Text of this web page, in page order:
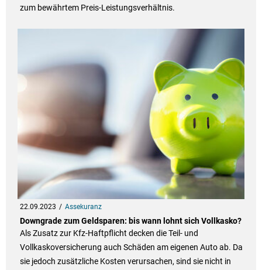
zum bewährtem Preis-Leistungsverhältnis.
22.09.2023 Assekuranz
Downgrade zum Geldsparen: bis wann lohnt sich Vollkasko?
Als Zusatz zur Kfz-Haftpflicht decken die Teil- und
Vollkaskoversicherung auch Schäden am eigenen Auto ab. Da
sie jedoch zusätzliche Kosten verursachen, sind sie nicht in